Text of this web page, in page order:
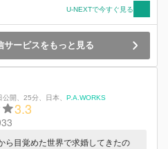
U-NEXTで今すぐ見る
サービスをもっと見る
公開、 25分、 日本、 P.A.WORKS
3.3
ら目覚めた世界で求婚してきたの